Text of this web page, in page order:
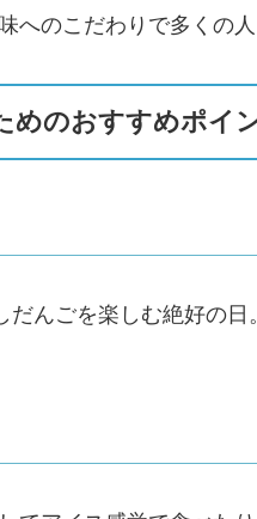
のこだわりで多くの人
めのおすすめポイ
んごを楽しむ絶好の日